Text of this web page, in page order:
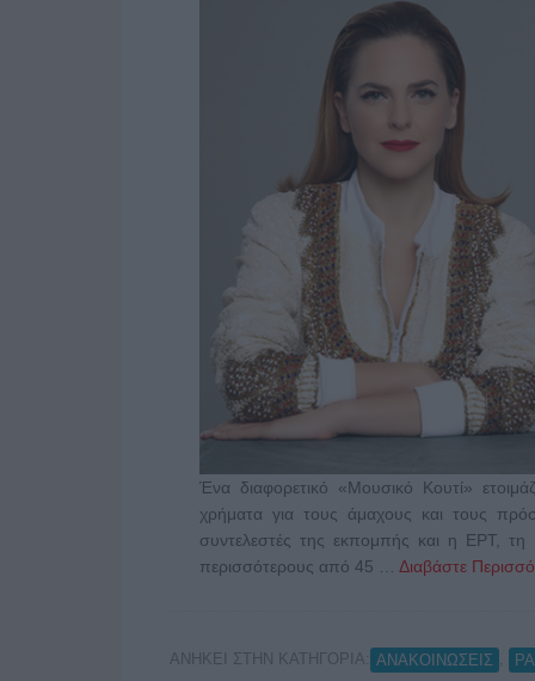
Ένα διαφορετικό «Μουσικό Κουτί»
χρήματα για τους άμαχους και τους
συντελεστές της εκπομπής και η ΕΡΤ,
περισσότερους από 45 … Διαβάστε
ΑΝΗΚΕΙ ΣΤΗΝ ΚΑΤΗΓΟΡΙΑ: ΑΝΑΚΟΙΝΩΣΕΙΣ